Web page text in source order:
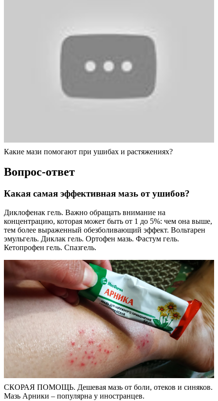
Какие мази помогают при ушибах и растяжениях?
Вопрос-ответ
Какая самая эффективная мазь от ушибов?
Диклофенак гель. Важно обращать внимание на
концентрацию, которая может быть от 1 до 5%: чем она выше,
тем более выраженный обезболивающий эффект. Вольтарен
эмульгель. Диклак гель. Ортофен мазь. Фастум гель.
Кетопрофен гель. Спазгель.
СКОРАЯ ПОМОЩЬ. Дешевая мазь от боли, отеков и синяков.
Мазь Арники – популярна у иностранцев.